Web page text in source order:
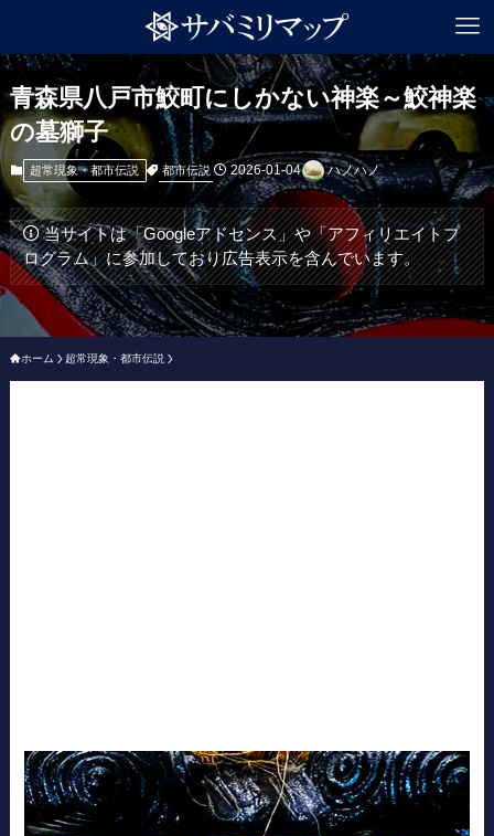
青森県八戸市鮫町にしかない神楽～鮫神楽
の墓獅子
超常現象・都市伝説 都市伝説 2026-01-04 ハノハノ
当サイトは「Googleアドセンス」や「アフィリエイトプ
ログラム」に参加しており広告表示を含んでいます。
ホーム 超常現象・都市伝説